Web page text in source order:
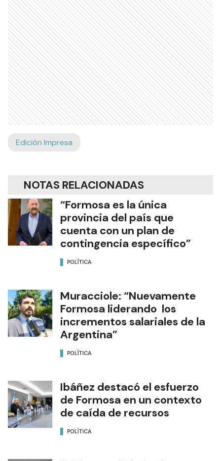
Edición Impresa
NOTAS RELACIONADAS
“Formosa es la única
provincia del país que
cuenta con un plan de
contingencia específico”
POLÍTICA
Muracciole: “Nuevamente
Formosa liderando los
incrementos salariales de la
Argentina”
POLÍTICA
Ibáñez destacó el esfuerzo
de Formosa en un contexto
de caída de recursos
POLÍTICA